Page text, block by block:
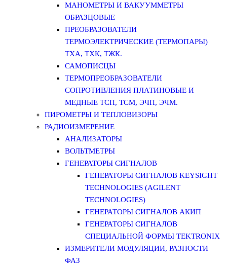
МАНОМЕТРЫ И ВАКУУММЕТРЫ
ОБРАЗЦОВЫЕ
ПРЕОБРАЗОВАТЕЛИ
ТЕРМОЭЛЕКТРИЧЕСКИЕ (ТЕРМОПАРЫ)
ТХА, ТХК, ТЖК.
САМОПИСЦЫ
ТЕРМОПРЕОБРАЗОВАТЕЛИ
СОПРОТИВЛЕНИЯ ПЛАТИНОВЫЕ И
МЕДНЫЕ ТСП, ТСМ, ЭЧП, ЭЧМ.
ПИРОМЕТРЫ И ТЕПЛОВИЗОРЫ
РАДИОИЗМЕРЕНИЕ
АНАЛИЗАТОРЫ
ВОЛЬТМЕТРЫ
ГЕНЕРАТОРЫ СИГНАЛОВ
ГЕНЕРАТОРЫ СИГНАЛОВ KEYSIGHT
TECHNOLOGIES (AGILENT
TECHNOLOGIES)
ГЕНЕРАТОРЫ СИГНАЛОВ АКИП
ГЕНЕРАТОРЫ СИГНАЛОВ
СПЕЦИАЛЬНОЙ ФОРМЫ TEKTRONIX
ИЗМЕРИТЕЛИ МОДУЛЯЦИИ, РАЗНОСТИ
ФАЗ